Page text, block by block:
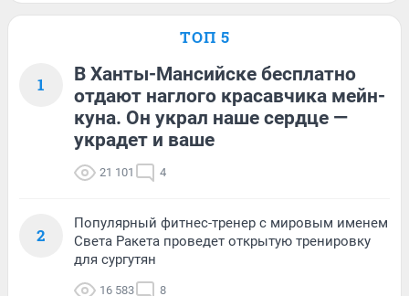
ТОП 5
1
В Ханты-Мансийске бесплатно
отдают наглого красавчика мейн-
куна. Он украл наше сердце —
украдет и ваше
21 101 4
2
Популярный фитнес-тренер с мировым именем
Света Ракета проведет открытую тренировку
для сургутян
16 583 8